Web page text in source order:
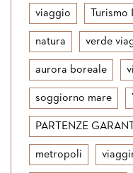
viaggio Turismo
natura verde
aurora boreale
soggiorno mare
PARTENZE
metropoli